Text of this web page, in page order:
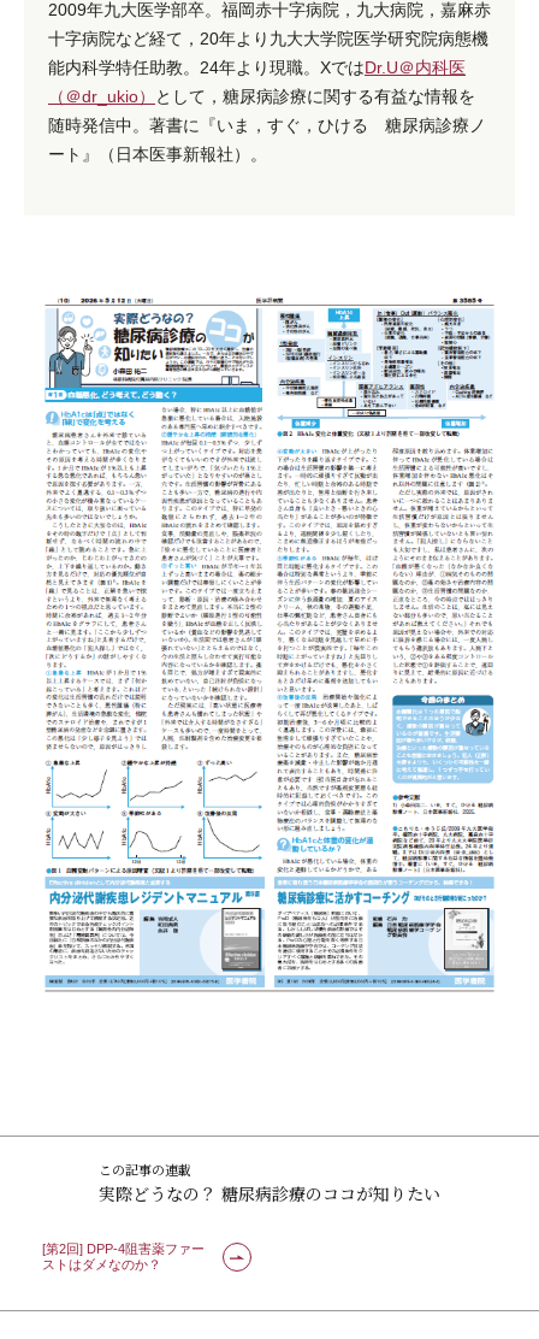
2009年九大医学部卒。福岡赤十字病院，九大病院，嘉麻赤
十字病院など経て，20年より九大大学院医学研究院病態機
能内科学特任助教。24年より現職。XではDr.U＠内科医
（＠dr_ukio）
として，糖尿病診療に関する有益な情報を
随時発信中。著書に『いま，すぐ，ひける 糖尿病診療ノ
ート』（日本医事新報社）。
この記事の連載
実際どうなの？ 糖尿病診療のココが知りたい
[第2回] DPP-4阻害薬ファー
ストはダメなのか？